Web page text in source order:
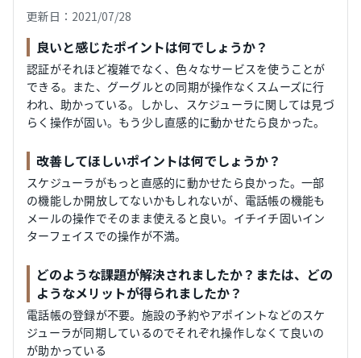
更新日：2021/07/28
良いと感じたポイントは何でしょうか？
認証がそれほど複雑でなく、色々なサービスを使うことが
できる。また、グーグルとの同期が操作なくスムーズに行
われ、助かっている。しかし、スケジューラに関しては見づ
らく操作が固い。もう少し直感的に動かせたら良かった。
改善してほしいポイントは何でしょうか？
スケジューラがもっと直感的に動かせたら良かった。一部
の機能しか開放してないかもしれないが、電話帳の機能も
メールの操作でそのまま使えると良い。イチイチ固いイン
ターフェイスでの操作が不満。
どのような課題が解決されましたか？または、どの
ようなメリットが得られましたか？
電話帳の登録が不要。施設の予約やアポイントなどのスケ
ジューラが同期しているのでそれぞれ操作しなくて良いの
が助かっている